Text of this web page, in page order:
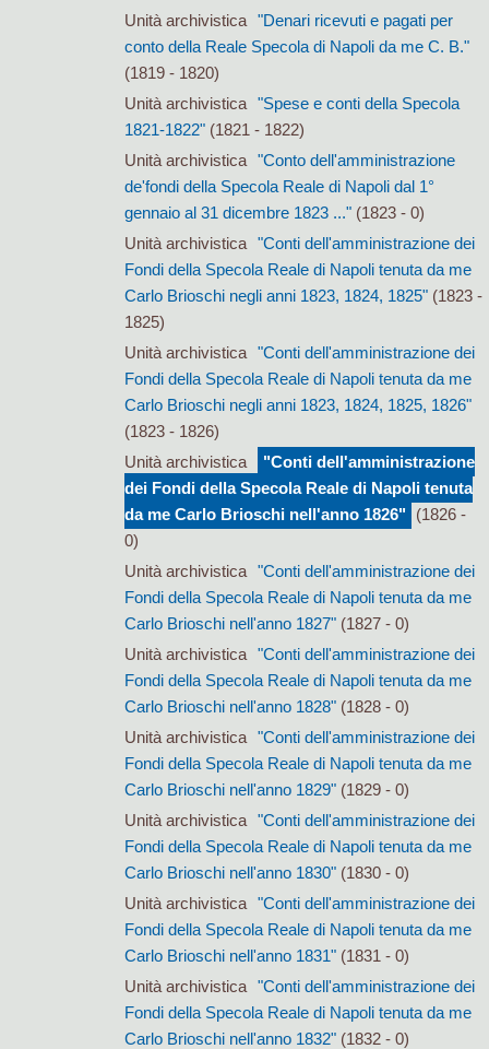
Unità archivistica
"Denari ricevuti e pagati per
conto della Reale Specola di Napoli da me C. B."
(1819 - 1820)
Unità archivistica
"Spese e conti della Specola
1821-1822" (1821 - 1822)
Unità archivistica
"Conto dell'amministrazione
de'fondi della Specola Reale di Napoli dal 1°
gennaio al 31 dicembre 1823 ..." (1823 - 0)
Unità archivistica
"Conti dell'amministrazione dei
Fondi della Specola Reale di Napoli tenuta da me
Carlo Brioschi negli anni 1823, 1824, 1825" (1823 -
1825)
Unità archivistica
"Conti dell'amministrazione dei
Fondi della Specola Reale di Napoli tenuta da me
Carlo Brioschi negli anni 1823, 1824, 1825, 1826"
(1823 - 1826)
Unità archivistica
"Conti dell'amministrazione
dei Fondi della Specola Reale di Napoli tenuta
da me Carlo Brioschi nell'anno 1826"
(1826 -
0)
Unità archivistica
"Conti dell'amministrazione dei
Fondi della Specola Reale di Napoli tenuta da me
Carlo Brioschi nell'anno 1827" (1827 - 0)
Unità archivistica
"Conti dell'amministrazione dei
Fondi della Specola Reale di Napoli tenuta da me
Carlo Brioschi nell'anno 1828" (1828 - 0)
Unità archivistica
"Conti dell'amministrazione dei
Fondi della Specola Reale di Napoli tenuta da me
Carlo Brioschi nell'anno 1829" (1829 - 0)
Unità archivistica
"Conti dell'amministrazione dei
Fondi della Specola Reale di Napoli tenuta da me
Carlo Brioschi nell'anno 1830" (1830 - 0)
Unità archivistica
"Conti dell'amministrazione dei
Fondi della Specola Reale di Napoli tenuta da me
Carlo Brioschi nell'anno 1831" (1831 - 0)
Unità archivistica
"Conti dell'amministrazione dei
Fondi della Specola Reale di Napoli tenuta da me
Carlo Brioschi nell'anno 1832" (1832 - 0)